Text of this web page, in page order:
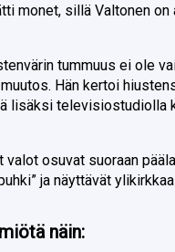
monet, sillä Valtonen
tummuus ei ole
Hän kertoi
lisäksi televisiostudiolla
valot osuvat suoraan
ja näyttävät
näin: